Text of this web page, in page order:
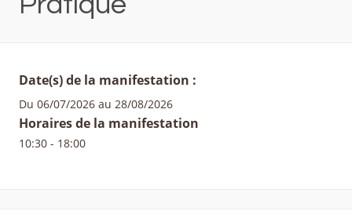
Date(s) de la manifestation :
Du 06/07/2026 au 28/08/2026
Horaires de la manifestation
10:30 - 18:00